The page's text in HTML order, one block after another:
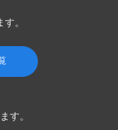
。
す。